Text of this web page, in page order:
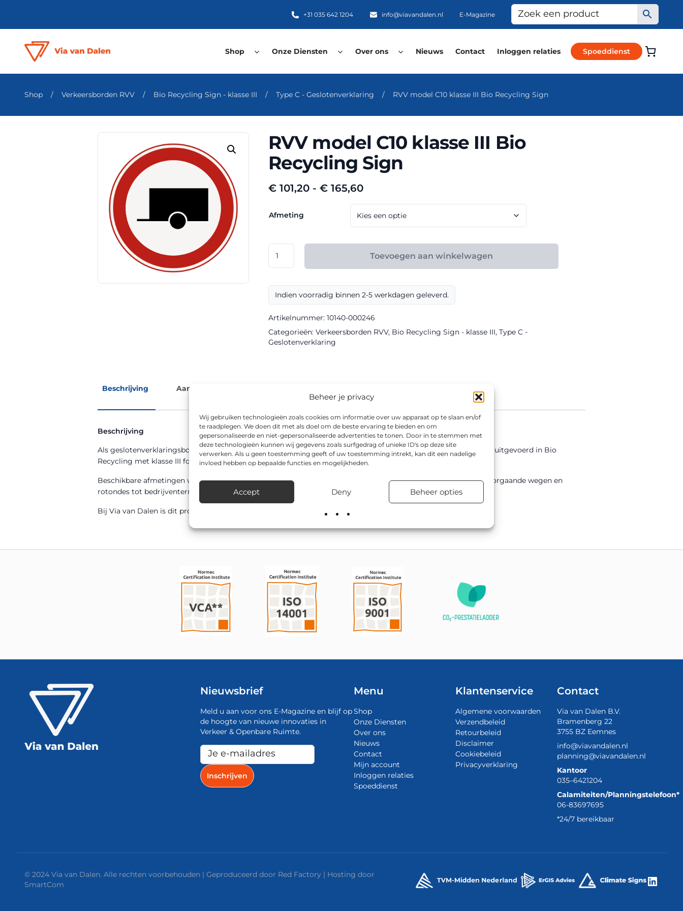
Beheer je privacy
Wij gebruiken technologieën zoals cookies om informatie over uw apparaat op te slaan en/of
te raadplegen. We doen dit met als doel om de beste ervaring te bieden en om
gepersonaliseerde en niet-gepersonaliseerde advertenties te tonen. Door in te stemmen met
deze technologieën kunnen wij gegevens zoals surfgedrag of unieke ID's op deze site
verwerken. Als u geen toestemming geeft of uw toestemming intrekt, kan dit een nadelige
invloed hebben op bepaalde functies en mogelijkheden.
Accept Deny Beheer opties
+31 035 642 1204 info@viavandalen.nl E-Magazine
Shop Onze Diensten Over ons Nieuws Contact Inloggen relaties Spoeddienst
Shop / Verkeersborden RVV / Bio Recycling Sign - klasse III / Type C - Geslotenverklaring / RVV model C10 klasse III Bio Recycling Sign
RVV model C10 klasse III Bio
Recycling Sign
€ 101,20 - € 165,60Prijsklasse:
€ 101,20
tot
€ 165,60
Afmeting
model
klasse
Recycling
Sign
aantal
Toevoegen aan winkelwagen
Indien voorradig binnen 2-5 werkdagen geleverd.
Artikelnummer: 10140-000246
Categorieën: Verkeersborden RVV, Bio Recycling Sign - klasse III, Type C -
Geslotenverklaring
Beschrijving Aanvullende informatie
Beschrijving
Als geslotenverklaringsbord zorgt RVV model C10 voor heldere communicatie naar weggebruikers. Het bord is uitgevoerd in Bio
Recycling met klasse III folie en blijft daardoor ook ’s avonds goed afleesbaar.
Beschikbare afmetingen voor dit model zijn onder andere Ø 600mm, Ø 800mm. Toepassingen variëren van doorgaande wegen en
rotondes tot bedrijventerreinen, schoolzones en woonwijken.
Bij Via van Dalen is dit product snel leverbaar; onze montageploegen kunnen het ook vakkundig plaatsen.
Nieuwsbrief
Meld u aan voor ons E-Magazine en blijf op
de hoogte van nieuwe innovaties in
Verkeer & Openbare Ruimte.
Menu
Shop
Onze Diensten
Over ons
Nieuws
Contact
Mijn account
Inloggen relaties
Spoeddienst
Klantenservice
Algemene voorwaarden
Verzendbeleid
Retourbeleid
Disclaimer
Cookiebeleid
Privacyverklaring
Contact
Via van Dalen B.V.
Bramenberg 22
3755 BZ Eemnes
info@viavandalen.nl
planning@viavandalen.nl
Kantoor
035–6421204
Calamiteiten/Planningstelefoon*
06-83697695
*24/7 bereikbaar
© 2024 Via van Dalen. Alle rechten voorbehouden | Geproduceerd door Red Factory | Hosting door
SmartCom